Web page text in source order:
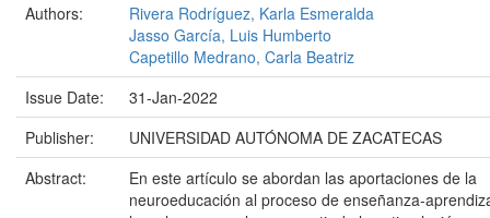
Authors:
Rivera Rodríguez, Karla Esmeralda
Jasso García, Luis Humberto
Capetillo Medrano, Carla Beatriz
Issue Date:
31-Jan-2022
Publisher:
UNIVERSIDAD AUTÓNOMA DE ZACATECAS
Abstract:
En este artículo se abordan las aportaciones de la
neuroeducación al proceso de enseñanza-